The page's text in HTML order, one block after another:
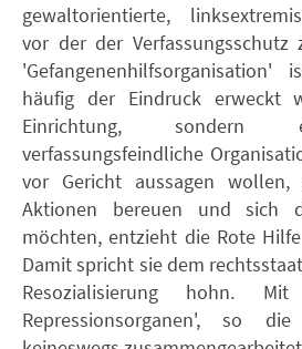
gewaltorientierte,
vor der der Verfassungsschutz
'Gefangenenhilfsorganisation'
häufig der Eindruck erweckt
Einrichtung, sondern
verfassungsfeindliche
vor Gericht aussagen
Aktionen bereuen und sich
möchten, entzieht die Rote
Damit spricht sie dem
Resozialisierung hohn.
Repressionsorganen', so